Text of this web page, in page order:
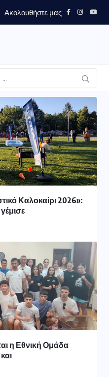
Ακολουθήστε μας
Καλοκαίρι 2026»:
η Εθνική Ομάδα